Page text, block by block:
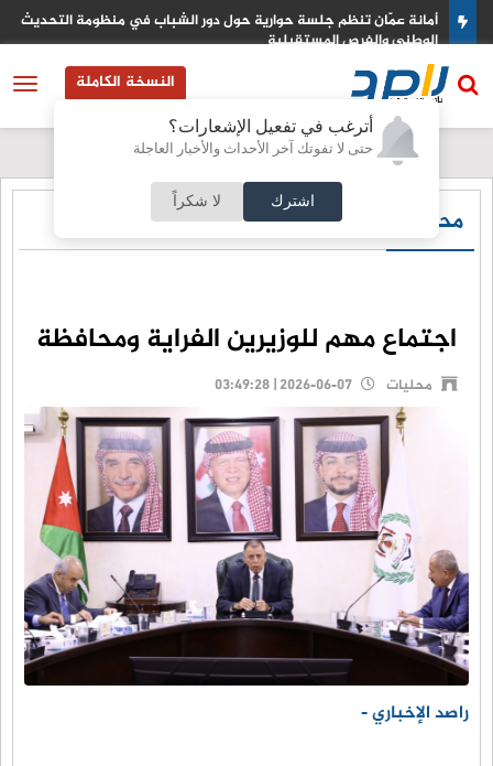
أترغب في تفعيل الإشعارات؟
حتى لا تفوتك آخر الأحداث والأخبار العاجلة
اشترك لا شكراً
في منظومة التحديث المنطقة العسكرية الجنوبية تضبط كميات
النسخة الكاملة
محليات
اجتماع مهم للوزيرين الفراية ومحافظة
محليات
راصد الإخباري -